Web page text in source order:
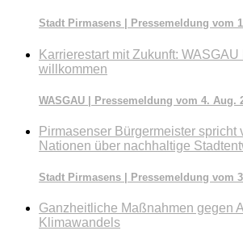
Stadt Pirmasens | Pressemeldung vom
Karrierestart mit Zukunft:
willkommen
WASGAU | Pressemeldung vom 4. Aug.
Pirmasenser Bürgermeister spricht
Nationen über nachhaltige
Stadt Pirmasens | Pressemeldung vom
Ganzheitliche Maßnahmen gegen
Klimawandels